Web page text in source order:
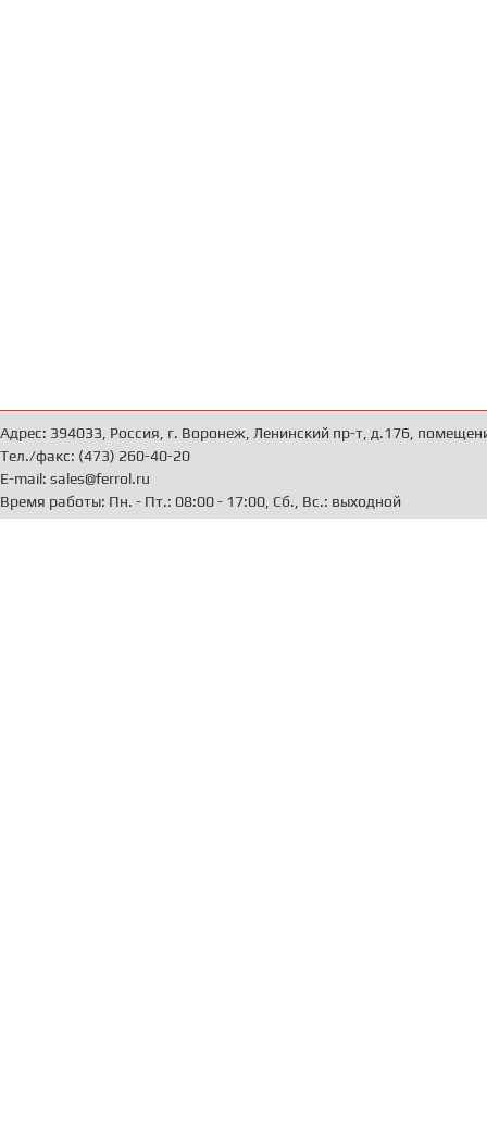
Адрес: 394033, Россия, г. Воронеж, Ленинский пр-т, д.176,
Тел./факс: (473) 260-40-20
E-mail: sales@ferrol.ru
Время работы: Пн. - Пт.: 08:00 - 17:00, Сб., Вс.: выходной